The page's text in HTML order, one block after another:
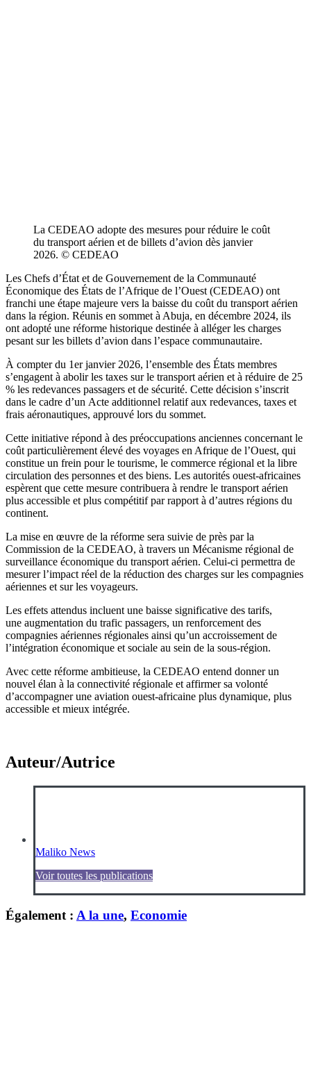
La CEDEAO adopte des mesures pour réduire le coût
du transport aérien et de billets d’avion dès janvier
2026. © CEDEAO
Les Chefs d’État et de Gouvernement de la Communauté
Économique des États de l’Afrique de l’Ouest (CEDEAO) ont
franchi une étape majeure vers la baisse du coût du transport aérien
dans la région. Réunis en sommet à Abuja, en décembre 2024, ils
ont adopté une réforme historique destinée à alléger les charges
pesant sur les billets d’avion dans l’espace communautaire.
À compter du 1er janvier 2026, l’ensemble des États membres
s’engagent à abolir les taxes sur le transport aérien et à réduire de 25
% les redevances passagers et de sécurité. Cette décision s’inscrit
dans le cadre d’un Acte additionnel relatif aux redevances, taxes et
frais aéronautiques, approuvé lors du sommet.
Cette initiative répond à des préoccupations anciennes concernant le
coût particulièrement élevé des voyages en Afrique de l’Ouest, qui
constitue un frein pour le tourisme, le commerce régional et la libre
circulation des personnes et des biens. Les autorités ouest-africaines
espèrent que cette mesure contribuera à rendre le transport aérien
plus accessible et plus compétitif par rapport à d’autres régions du
continent.
La mise en œuvre de la réforme sera suivie de près par la
Commission de la CEDEAO, à travers un Mécanisme régional de
surveillance économique du transport aérien. Celui-ci permettra de
mesurer l’impact réel de la réduction des charges sur les compagnies
aériennes et sur les voyageurs.
Les effets attendus incluent une baisse significative des tarifs,
une augmentation du trafic passagers, un renforcement des
compagnies aériennes régionales ainsi qu’un accroissement de
l’intégration économique et sociale au sein de la sous-région.
Avec cette réforme ambitieuse, la CEDEAO entend donner un
nouvel élan à la connectivité régionale et affirmer sa volonté
d’accompagner une aviation ouest-africaine plus dynamique, plus
accessible et mieux intégrée.
Auteur/Autrice
Maliko News
Voir toutes les publications
Également : A la une, Economie